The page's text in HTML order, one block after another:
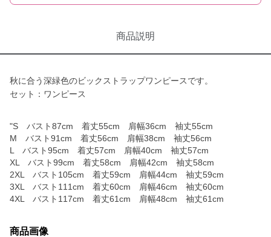
商品説明
秋に合う深緑色のビックストラップワンピースです。
セット：ワンピース
"S バスト87cm 着丈55cm 肩幅36cm 袖丈55cm
M バスト91cm 着丈56cm 肩幅38cm 袖丈56cm
L バスト95cm 着丈57cm 肩幅40cm 袖丈57cm
XL バスト99cm 着丈58cm 肩幅42cm 袖丈58cm
2XL バスト105cm 着丈59cm 肩幅44cm 袖丈59cm
3XL バスト111cm 着丈60cm 肩幅46cm 袖丈60cm
4XL バスト117cm 着丈61cm 肩幅48cm 袖丈61cm
商品画像